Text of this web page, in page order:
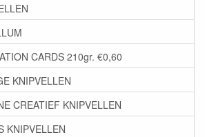
CARDS 210gr. €0,60
KNIPVELLEN
CREATIEF KNIPVELLEN
KNIPVELLEN